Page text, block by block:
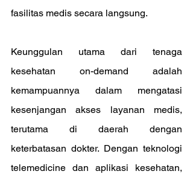
fasilitas medis secara langsung.
Keunggulan utama dari tenaga
kesehatan on-demand adalah
kemampuannya dalam mengatasi
kesenjangan akses layanan medis,
terutama di daerah dengan
keterbatasan dokter. Dengan teknologi
telemedicine dan aplikasi kesehatan,